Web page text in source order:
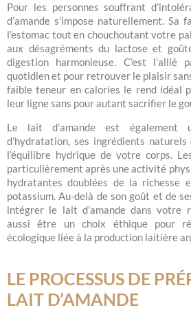
Pour les personnes souffrant
d’amande s’impose naturellement.
l’estomac tout en chouchoutant votre
aux désagréments du lactose et
digestion harmonieuse. C’est
quotidien et pour retrouver le plaisir
faible teneur en calories le rend idéal
leur ligne sans pour autant sacrifier le
Le lait d’amande est également
d’hydratation, ses ingrédients
l’équilibre hydrique de votre corps.
particulièrement après une activité
hydratantes doublées de la richesse
potassium. Au-delà de son goût et de
intégrer le lait d’amande dans votre
aussi être un choix éthique pour
écologique liée à la production laitière
LE PROCESSUS DE
LAIT D’AMANDE